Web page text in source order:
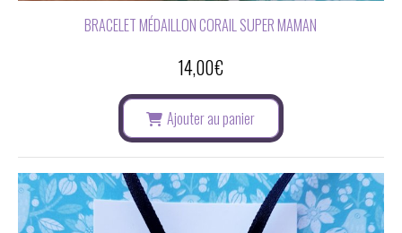
BRACELET MÉDAILLON CORAIL SUPER MAMAN
14,00€
Ajouter au panier